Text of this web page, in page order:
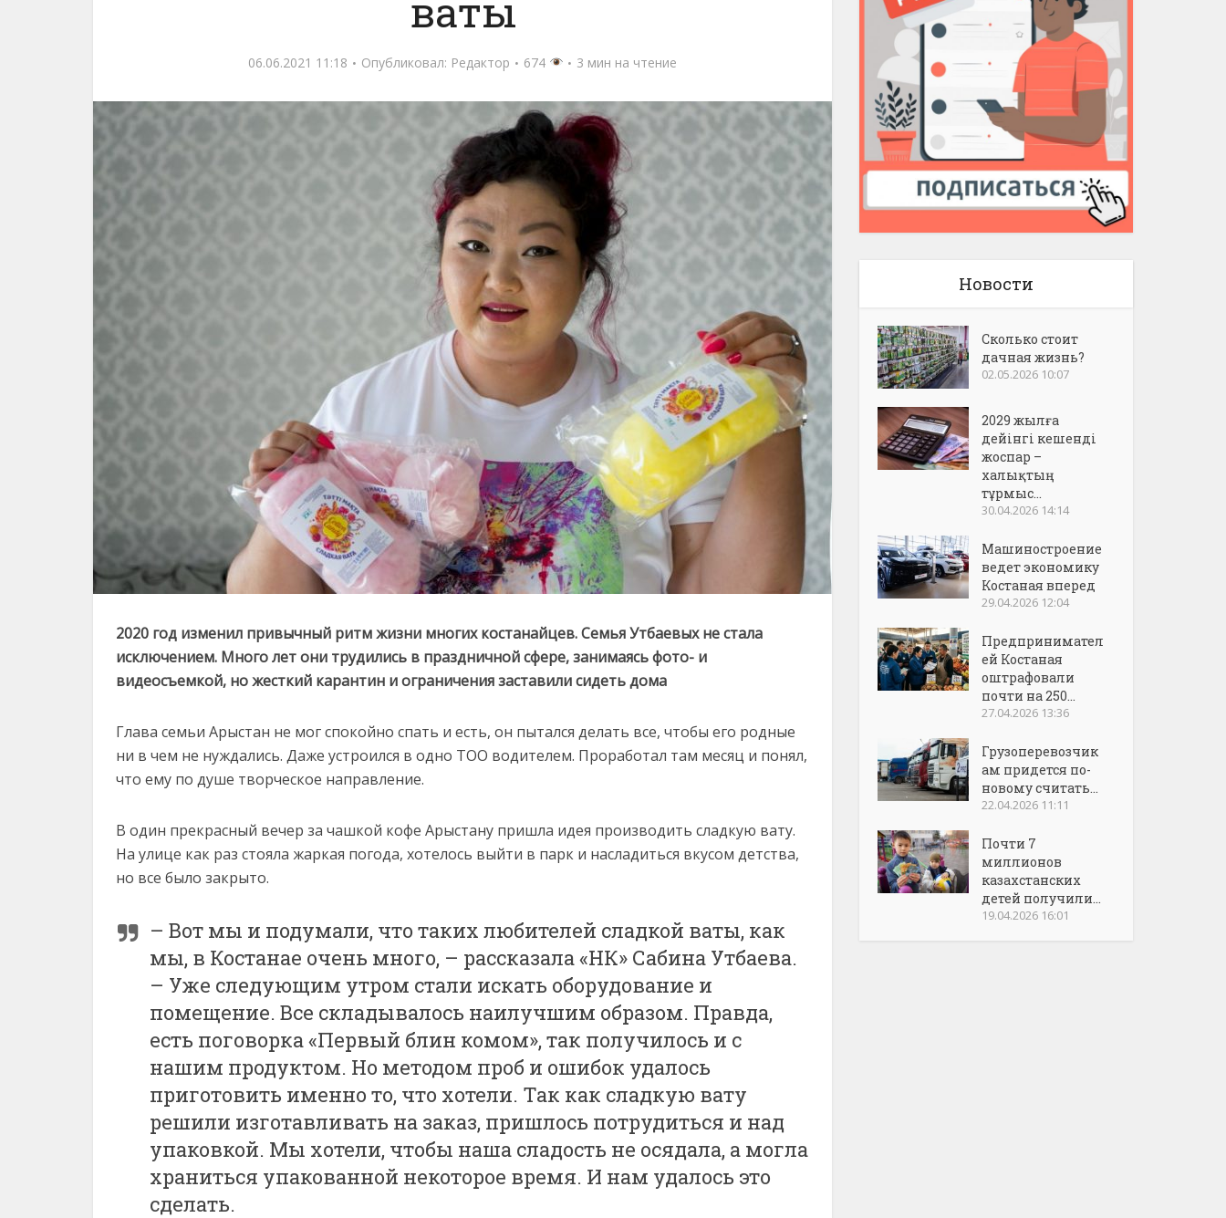
ваты
06.06.2021 11:18 Опубликовал: Редактор 674 3 мин на чтение
2020 год изменил привычный ритм жизни многих костанайцев. Семья Утбаевых не стала
исключением. Много лет они трудились в праздничной сфере, занимаясь фото- и
видеосъемкой, но жесткий карантин и ограничения заставили сидеть дома
Глава семьи Арыстан не мог спокойно спать и есть, он пытался делать все, чтобы его родные
ни в чем не нуждались. Даже устроился в одно ТОО водителем. Проработал там месяц и понял,
что ему по душе творческое направление.
В один прекрасный вечер за чашкой кофе Арыстану пришла идея производить сладкую вату.
На улице как раз стояла жаркая погода, хотелось выйти в парк и насладиться вкусом детства,
но все было закрыто.
– Вот мы и подумали, что таких любителей сладкой ваты, как
мы, в Костанае очень много, – рассказала «НК» Сабина Утбаева.
– Уже следующим утром стали искать оборудование и
помещение. Все складывалось наилучшим образом. Правда,
есть поговорка «Первый блин комом», так получилось и с
нашим продуктом. Но методом проб и ошибок удалось
приготовить именно то, что хотели. Так как сладкую вату
решили изготавливать на заказ, пришлось потрудиться и над
упаковкой. Мы хотели, чтобы наша сладость не осядала, а могла
храниться упакованной некоторое время. И нам удалось это
сделать.
Новости
Сколько стоит
дачная жизнь?
02.05.2026 10:07
2029 жылға
дейінгі кешенді
жоспар –
халықтың
тұрмыс...
30.04.2026 14:14
Машиностроение
ведет экономику
Костаная вперед
29.04.2026 12:04
Предпринимател
ей Костаная
оштрафовали
почти на 250...
27.04.2026 13:36
Грузоперевозчик
ам придется по-
новому считать...
22.04.2026 11:11
Почти 7
миллионов
казахстанских
детей получили...
19.04.2026 16:01